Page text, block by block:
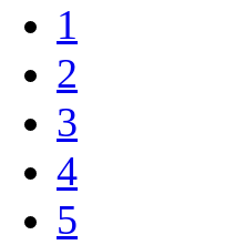
1
2
3
4
5